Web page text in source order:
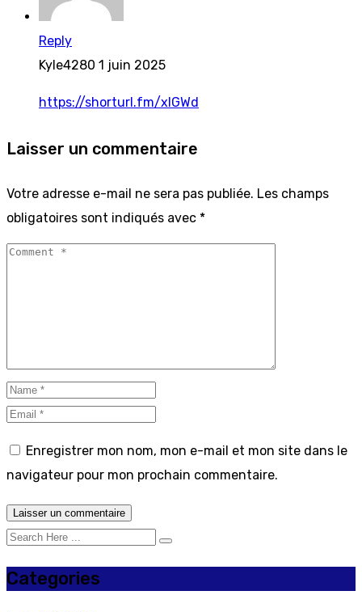
Reply
Kyle4280 1 juin 2025
https://shorturl.fm/xlGWd
Laisser un commentaire
Votre adresse e-mail ne sera pas publiée. Les champs
obligatoires sont indiqués avec *
Enregistrer mon nom, mon e-mail et mon site dans le
navigateur pour mon prochain commentaire.
Categories